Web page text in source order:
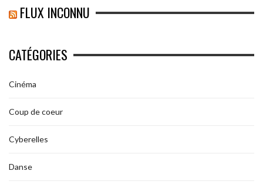
FLUX INCONNU
CATÉGORIES
Cinéma
Coup de coeur
Cyberelles
Danse